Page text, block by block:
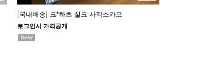
[국내배송] 크*하츠 실크 사각스카프
로그인시 가격공개
NEW